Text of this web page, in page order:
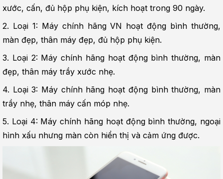
xước, cấn, đủ hộp phụ kiện, kích hoạt trong 90 ngày.
2. Loại 1: Máy chính hãng VN hoạt động bình thường,
màn đẹp, thân máy đẹp, đủ hộp phụ kiện.
3. Loại 2: Máy chính hãng hoạt động bình thường, màn
đẹp, thân máy trầy xước nhẹ.
4. Loại 3: Máy chính hãng hoạt động bình thường, màn
trầy nhẹ, thân máy cấn móp nhẹ.
5. Loại 4: Máy chính hãng hoạt động bình thường, ngoại
hình xấu nhưng màn còn hiển thị và cảm ứng được.